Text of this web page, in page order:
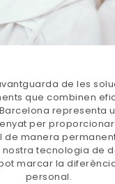
de les
que combinen
representa
per
de manera
tecnologia de
marcar la
personal.